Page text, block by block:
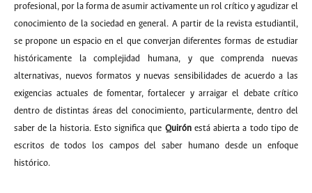
profesional, por la forma de asumir activamente un rol crítico y agudizar el
conocimiento de la sociedad en general. A partir de la revista estudiantil,
se propone un espacio en el que converjan diferentes formas de estudiar
históricamente la complejidad humana, y que comprenda nuevas
alternativas, nuevos formatos y nuevas sensibilidades de acuerdo a las
exigencias actuales de fomentar, fortalecer y arraigar el debate crítico
dentro de distintas áreas del conocimiento, particularmente, dentro del
saber de la historia. Esto significa que Quirón está abierta a todo tipo de
escritos de todos los campos del saber humano desde un enfoque
histórico.